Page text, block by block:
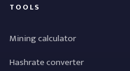
TOOLS
Mining calculator
Hashrate converter